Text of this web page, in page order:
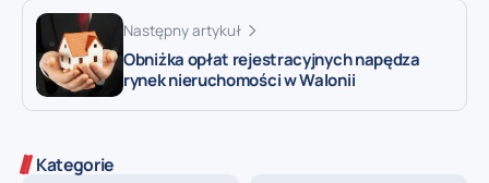
Następny artykuł
Obniżka opłat rejestracyjnych napędza
rynek nieruchomości w Walonii
Kategorie